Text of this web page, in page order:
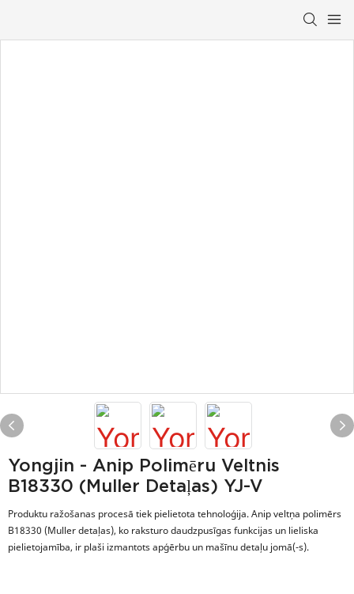
Yongjin - Anip Polimēru Veltnis
B18330 (Muller Detaļas) YJ-V
Produktu ražošanas procesā tiek pielietota tehnoloģija. Anip veltņa polimērs
B18330 (Muller detaļas), ko raksturo daudzpusīgas funkcijas un lieliska
pielietojamība, ir plaši izmantots apģērbu un mašīnu detaļu jomā(-s).